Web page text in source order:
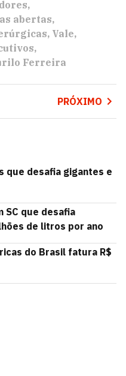
abertas
Vale
Ferreira
PRÓXIMO
que desafia gigantes e
SC que desafia
de litros por ano
do Brasil fatura R$